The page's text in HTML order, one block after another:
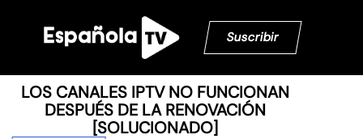
Suscribir
LOS CANALES IPTV NO FUNCIONAN
DESPUÉS DE LA RENOVACIÓN
[SOLUCIONADO]